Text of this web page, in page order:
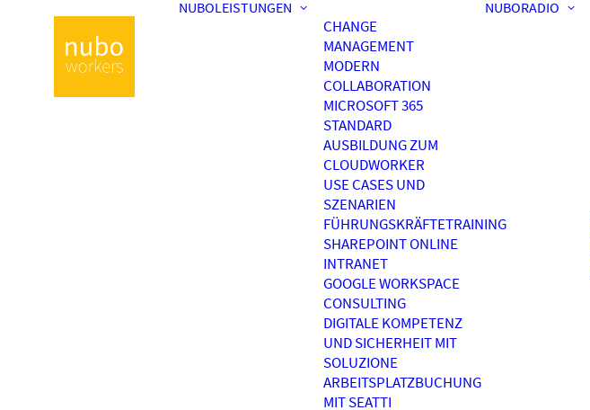
NUBOLEISTUNGEN
CHANGE
MANAGEMENT
MODERN
COLLABORATION
MICROSOFT 365
STANDARD
AUSBILDUNG ZUM
CLOUDWORKER
USE CASES UND
SZENARIEN
FÜHRUNGSKRÄFTETRAINING
SHAREPOINT ONLINE
INTRANET
GOOGLE WORKSPACE
CONSULTING
DIGITALE KOMPETENZ
UND SICHERHEIT MIT
SOLUZIONE
ARBEITSPLATZBUCHUNG
MIT SEATTI
NUBORADIO